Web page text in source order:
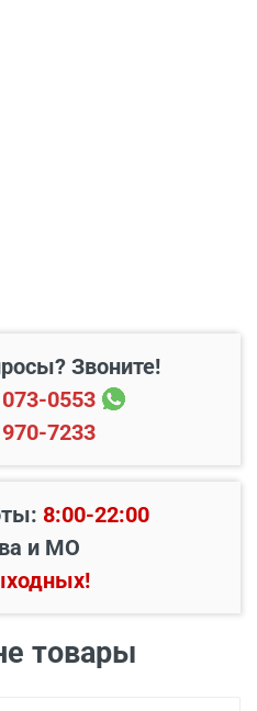
Цена, руб.
Звоните!
0553
7233
8:00-22:00
и МО
товары